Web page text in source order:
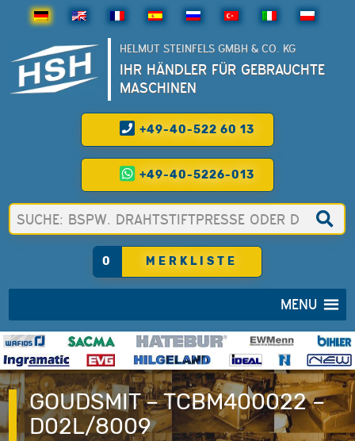
HELMUT STEINFELS GMBH & CO. KG
IHR HÄNDLER FÜR GEBRAUCHTE
MASCHINEN
+49-40-522 60 13
+49-40-5226-013
0 MERKLISTE
MENU
GOUDSMIT – TCBM400022 –
D02L/8009